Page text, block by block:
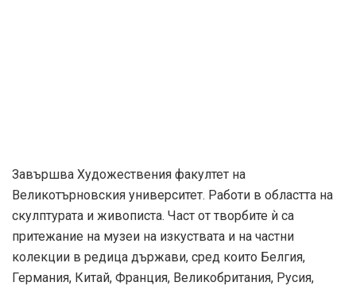
Завършва Художествения факултет на
Великотърновския университет. Работи в областта на
скулптурата и живописта. Част от творбите ѝ са
притежание на музеи на изкуствата и на частни
колекции в редица държави, сред които Белгия,
Германия, Китай, Франция, Великобритания, Русия,